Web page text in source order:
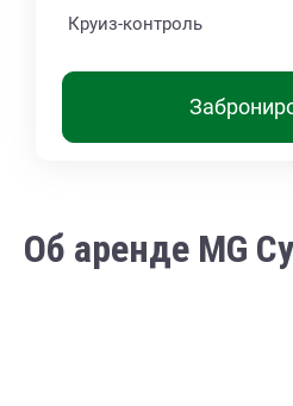
Круиз-контроль
Об аренде MG